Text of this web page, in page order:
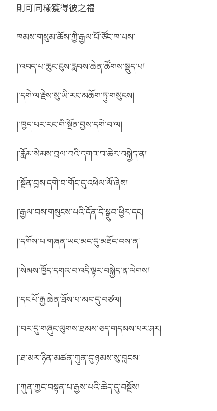
則可同樣獲得彼之福
ཁམས་གསུམ་ཆོས་ཀྱི་རྒྱལ་པོ་ཙོང་ཁ་པས་
།་འབད་པ་ཆུང་ངུས་རླབས་ཆེན་ཚོགས་སྡུད་པ།
།་དགེ་ལ་རྗེས་སུ་ཡི་རང་མཆོག་ཏུ་གསུངས།
།་ཁྱད་པར་རང་གི་སྔོན་བྱས་དགེ་བ་ལ།
།་རློམ་སེམས་བྲལ་བའི་དགའ་བ་ཆེར་བསྐྱེད་ན།
།་སྔོན་བྱས་དགེ་བ་གོང་དུ་འཕེལ་ལོ་ཞེས།
།་རྒྱལ་བས་གསུངས་པའི་དོན་དེ་སྒྲུབ་ཕྱིར་དང།
།་དགོས་པ་གཞན་ཡང་མང་དུ་མཐོང་བས་ན།
།་སེམས་ཁྱོད་དགའ་བ་འདི་ལྟར་བསྐྱེད་ན་ལེགས།
།་དང་པོ་རྒྱ་ཆེན་ཐོས་པ་མང་དུ་བཙལ།
།་བར་དུ་གཞུང་ལུགས་ཐམས་ཅད་གདམས་པར་ཤར།
།་ཐ་མར་ཉིན་མཚན་ཀུན་དུ་ཉམས་སུ་བླངས།
།་ཀུན་ཀྱང་བསྟན་པ་རྒྱས་པའི་ཆེད་དུ་བསྔོས།